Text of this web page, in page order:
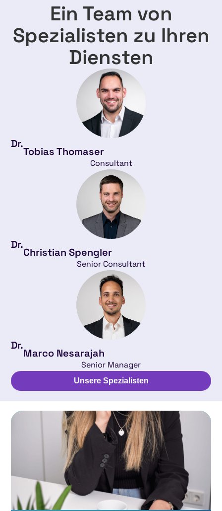
Ein Team von
Spezialisten zu Ihren
Diensten
Dr.
Tobias Thomaser
Consultant
Dr.
Christian Spengler
Senior Consultant
Dr.
Marco Nesarajah
Senior Manager
Unsere Spezialisten